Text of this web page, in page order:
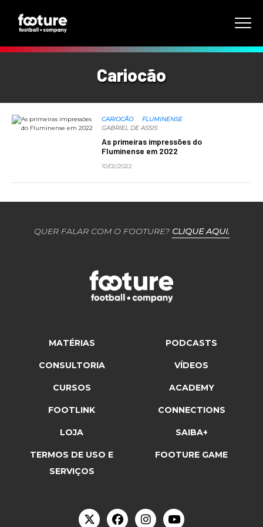
Cariocão
CARIOCÃO
FLUMINENSE
GABRIEL DE ASSIS
As primeiras impressões do
Fluminense em 2022
10/02/2022
QUER FALAR COM O FOOTURE? CLIQUE AQUI.
MATÉRIAS PODCASTS
CONSULTORIA VÍDEOS
CURSOS ACADEMY
FOOTLINK CONNECTIONS
LOJA SAIBA+
TERMOS DE USO E
SERVIÇOS
FOOTURE GAME